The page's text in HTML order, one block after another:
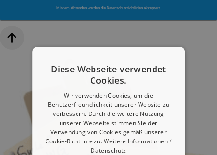
Mit dem Absenden werden die Datenschutzrichtlinien akzeptiert.
Diese Webseite verwendet
Cookies.
Wir verwenden Cookies, um die
Benutzerfreundlichkeit unserer Website zu
verbessern. Durch die weitere Nutzung
unserer Webseite stimmen Sie der
Verwendung von Cookies gemäß unserer
Cookie-Richtlinie zu.Weitere Informationen /
Datenschutz